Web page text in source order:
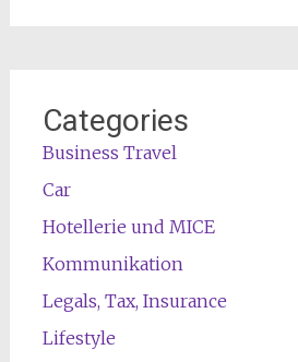
Categories
Business Travel
Car
Hotellerie und MICE
Kommunikation
Legals, Tax, Insurance
Lifestyle